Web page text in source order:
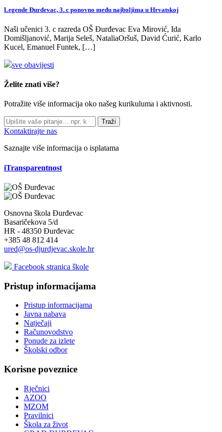
Legende Đurđevac, 3. c ponovno među najboljima u Hrvatskoj
Naši učenici 3. c razreda OŠ Đurđevac Eva Mirović, Ida
Domišljanović, Marija Seleš, NataliaOršuš, David Ćurić, Karlo
Kucel, Emanuel Funtek, […]
sve obavijesti
Želite znati više?
Potražite više informacija oko našeg kurikuluma i aktivnosti.
Traži
Kontaktirajte nas
Saznajte više informacija o isplatama
iTransparentnost
Osnovna škola Đurđevac
Basaričekova 5/d
HR - 48350 Đurđevac
+385 48 812 414
ured@os-djurdjevac.skole.hr
Facebook stranica škole
Pristup informacijama
Pristup informacijama
Javna nabava
Natječaji
Računovodstvo
Ponude za izlete
Školski odbor
Korisne poveznice
Rječnici
AZOO
MZOM
Pravilnici
Škola za život